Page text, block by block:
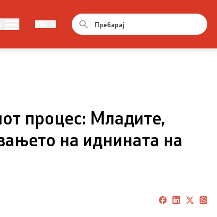
Демографија и млади
процес: Младите,
на иднината на